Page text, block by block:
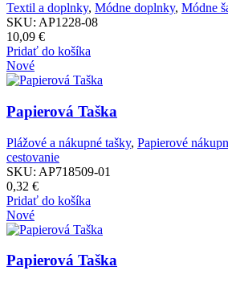
Textil a doplnky, Módne doplnky, Módne
SKU: AP1228-08
10,09 €
Pridať do košíka
Nové
Papierová Taška
Plážové a nákupné tašky, Papierové
cestovanie
SKU: AP718509-01
0,32 €
Pridať do košíka
Nové
Papierová Taška